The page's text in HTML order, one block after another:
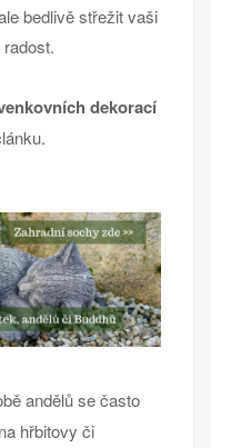
bedlivě střežit vaši
dekorací
andělů se často
hřbitovy či